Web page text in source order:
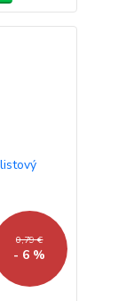
0,79 €
- 6 %